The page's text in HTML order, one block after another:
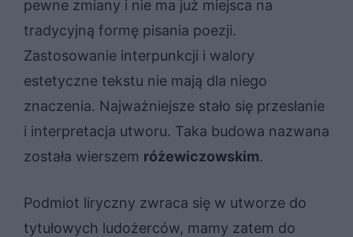
pewne zmiany i nie ma już miejsca na
tradycyjną formę pisania poezji.
Zastosowanie interpunkcji i walory
estetyczne tekstu nie mają dla niego
znaczenia. Najważniejsze stało się przesłanie
i interpretacja utworu. Taka budowa nazwana
została wierszem różewiczowskim.
Podmiot liryczny zwraca się w utworze do
tytułowych ludożerców, mamy zatem do